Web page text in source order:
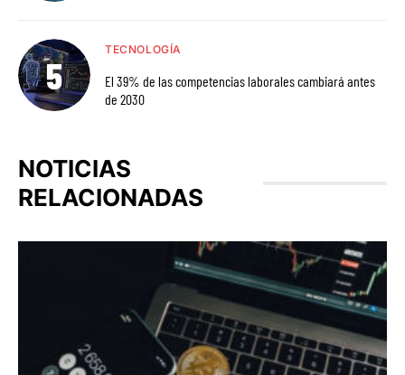
TECNOLOGÍA
El 39% de las competencias laborales cambiará antes
de 2030
NOTICIAS
RELACIONADAS